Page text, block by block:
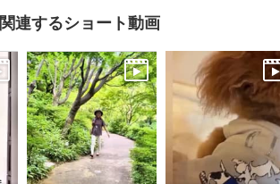
関連するショート動画